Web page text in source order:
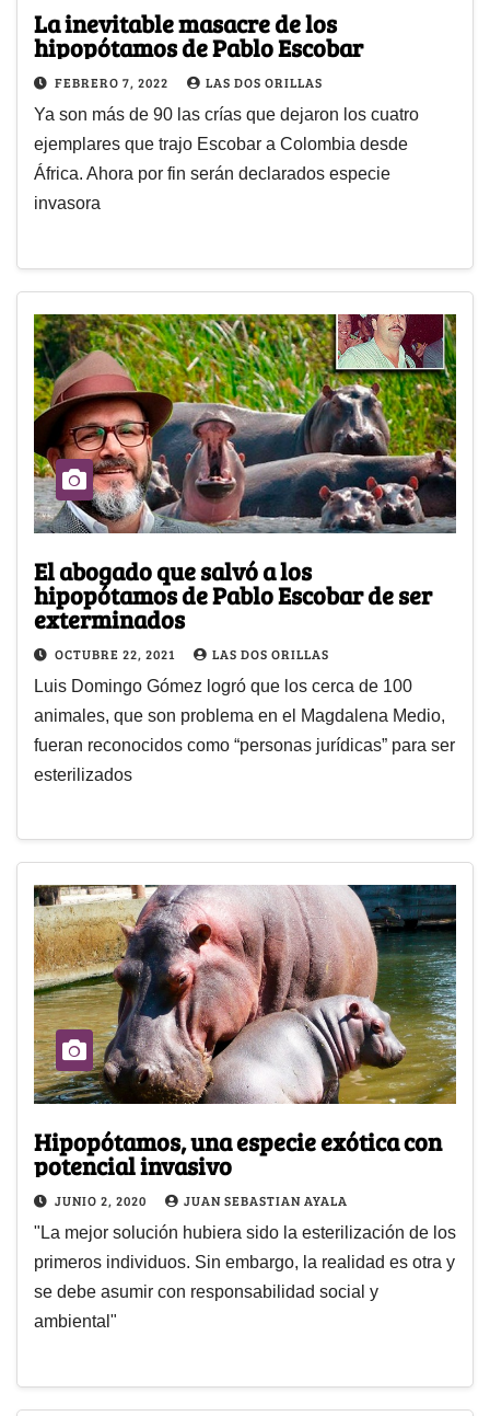
La inevitable masacre de los
hipopótamos de Pablo Escobar
FEBRERO 7, 2022 LAS DOS ORILLAS
Ya son más de 90 las crías que dejaron los cuatro
ejemplares que trajo Escobar a Colombia desde
África. Ahora por fin serán declarados especie
invasora
El abogado que salvó a los
hipopótamos de Pablo Escobar de ser
exterminados
OCTUBRE 22, 2021 LAS DOS ORILLAS
Luis Domingo Gómez logró que los cerca de 100
animales, que son problema en el Magdalena Medio,
fueran reconocidos como “personas jurídicas” para ser
esterilizados
Hipopótamos, una especie exótica con
potencial invasivo
JUNIO 2, 2020 JUAN SEBASTIAN AYALA
"La mejor solución hubiera sido la esterilización de los
primeros individuos. Sin embargo, la realidad es otra y
se debe asumir con responsabilidad social y
ambiental"